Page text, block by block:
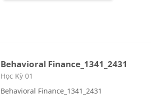
Behavioral Finance_1341_2431
Course category
Học Kỳ 01
Behavioral Finance_1341_2431